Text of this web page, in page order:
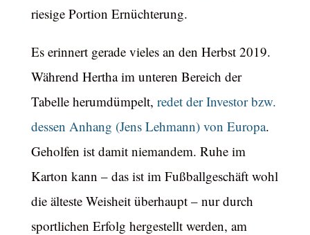
riesige Portion Ernüchterung.
Es erinnert gerade vieles an den Herbst 2019.
Während Hertha im unteren Bereich der
Tabelle herumdümpelt, redet der Investor bzw.
dessen Anhang (Jens Lehmann) von Europa.
Geholfen ist damit niemandem. Ruhe im
Karton kann – das ist im Fußballgeschäft wohl
die älteste Weisheit überhaupt – nur durch
sportlichen Erfolg hergestellt werden, am